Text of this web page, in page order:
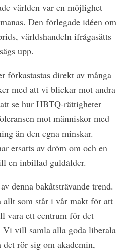
världen var en möjlighet
Den förlegade idéen om
världshandeln ifrågasätts
upp.
förkastastas direkt av många
med att vi blickar mot andra
se hur HBTQ-rättigheter
mot människor med
än den egna minskar.
ersatts av dröm om och en
en inbillad guldålder.
denna bakåtsträvande trend.
som står i vår makt för att
vara ett centrum för det
Vi vill samla alla goda liberala
rör sig om akademin,